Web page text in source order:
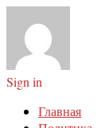
Sign in
Главная